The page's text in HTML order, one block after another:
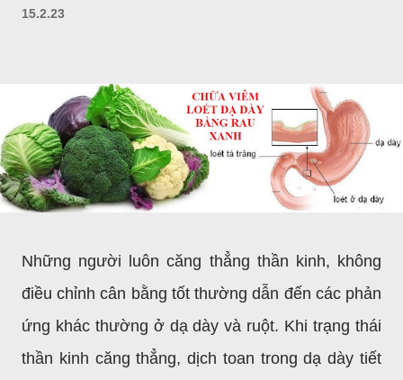
15.2.23
Những người luôn căng thẳng thần kinh, không
điều chỉnh cân bằng tốt thường dẫn đến các phản
ứng khác thường ở dạ dày và ruột. Khi trạng thái
thần kinh căng thẳng, dịch toan trong dạ dày tiết